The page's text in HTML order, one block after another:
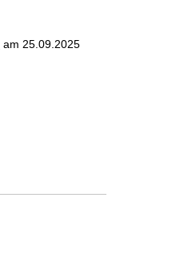
am 25.09.2025